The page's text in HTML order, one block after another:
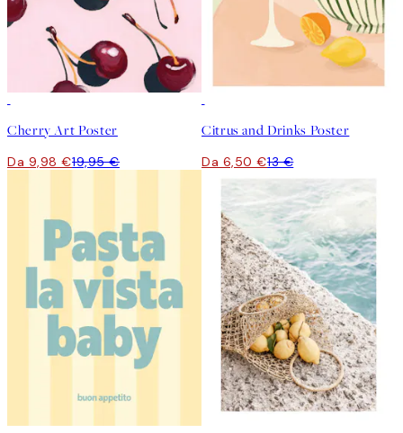
Cherry Art Poster
Da 9,98 €19,95 €
Citrus and Drinks Poster
Da 6,50 €13 €